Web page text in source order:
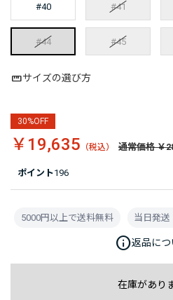
ポイント196
#40 #41
#44 #45
サイズの選び方
30%OFF
￥19,635 通常価格 ￥
在庫があり
5000円以上で送料無料 当日発送
info返品につ